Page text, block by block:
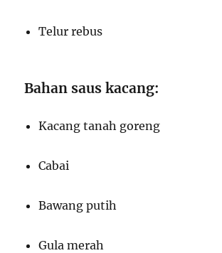
Telur rebus
Bahan saus kacang:
Kacang tanah goreng
Cabai
Bawang putih
Gula merah